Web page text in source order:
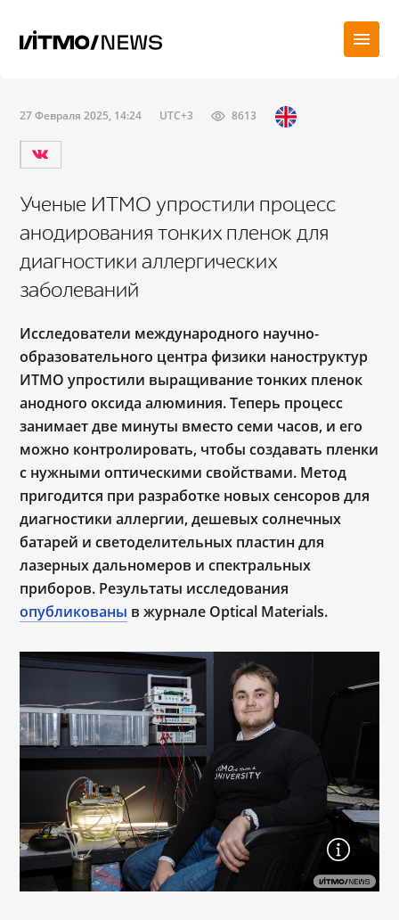
27 Февраля 2025, 14:24 UTC+3 8613
Ученые ИТМО упростили процесс
анодирования тонких пленок для
диагностики аллергических
заболеваний
Исследователи международного научно-
образовательного центра физики наноструктур
ИТМО упростили выращивание тонких пленок
анодного оксида алюминия. Теперь процесс
занимает две минуты вместо семи часов, и его
можно контролировать, чтобы создавать пленки
с нужными оптическими свойствами. Метод
пригодится при разработке новых сенсоров для
диагностики аллергии, дешевых солнечных
батарей и светоделительных пластин для
лазерных дальномеров и спектральных
приборов. Результаты исследования
опубликованы в журнале Optical Materials.